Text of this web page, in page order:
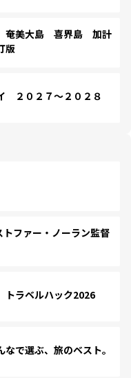
美大島 喜界島 加計
版
２０２７～２０２８
ファー・ノーラン監督
ラベルハック2026
で選ぶ、旅のベスト。